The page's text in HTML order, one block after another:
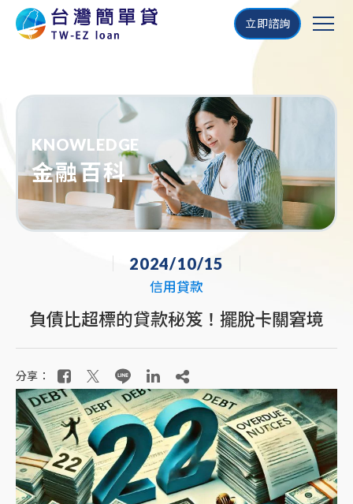
立即諮詢
KNOWLEDGE
金融百科
2024/10/15
信用貸款
負債比超標的貸款秘笈！擺脫卡關窘境
分享：